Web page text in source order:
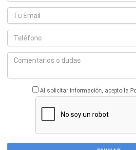
Al solicitar información, acepto la